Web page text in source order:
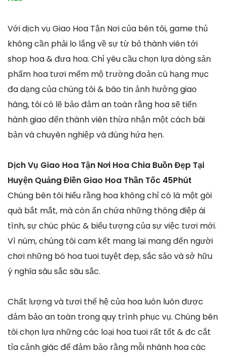
Với dịch vụ Giao Hoa Tận Nơi của bên tôi, game thủ
không cần phải lo lắng về sự từ bỏ thành viên tới
shop hoa & đưa hoa. Chỉ yêu cầu chọn lựa dòng sản
phẩm hoa tươi mếm mộ trường đoản cú hạng mục
đa dạng của chúng tôi & báo tin ảnh hưởng giao
hàng, tôi có lẽ bảo đảm an toàn rằng hoa sẽ tiến
hành giao đến thành viên thừa nhận một cách bài
bản và chuyên nghiệp và đúng hứa hẹn.
Dịch Vụ Giao Hoa Tận Nơi Hoa Chia Buồn Đẹp Tại
Huyện Quảng Điền Giao Hoa Thần Tốc 45Phút
Chúng bên tôi hiểu rằng hoa không chỉ có là một gói
quà bắt mắt, mà còn ẩn chứa những thông điệp ái
tình, sự chúc phúc & biểu tượng của sự việc tươi mới.
Vì núm, chúng tôi cam kết mang lại mang đến người
chơi những bó hoa tuoi tuyệt đẹp, sắc sảo và sở hữu
ý nghĩa sâu sắc sâu sắc.
Chất lượng và tươi thế hệ của hoa luôn luôn được
đảm bảo an toàn trong quy trình phục vụ. Chúng bên
tôi chọn lựa những các loại hoa tuoi rất tốt & đc cắt
tỉa cảnh giác để đảm bảo rằng mỗi nhành hoa các